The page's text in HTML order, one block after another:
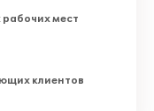
мест
клиентов